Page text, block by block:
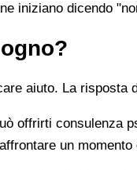
iniziano dicendo
aiuto. La risposta
offrirti consulenza
un momento